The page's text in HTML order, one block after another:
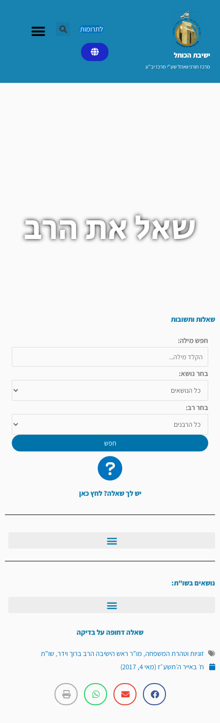
ישיבת הכותל​
מרכז תורני וואהל שע"י מרכז יב"ע
לתרומות
שאל את הרב
שאלות ותשובות
חפש מילה:
בחר נושא:
בחר רב:
חפש
יש לך שאלה? לחץ כאן
נושאים בשו"ת:
שאלה דחופה על בדיקה
זוגיות וטהרת המשפחה, מו"ר ראש הישיבה הרב ברוך וידר, שו"ת
ח׳ באייר ה׳תשע״ז (מאי 4, 2017)